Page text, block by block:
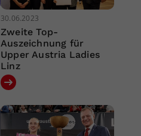
30.06.2023
Zweite Top-
Auszeichnung für
Upper Austria Ladies
Linz